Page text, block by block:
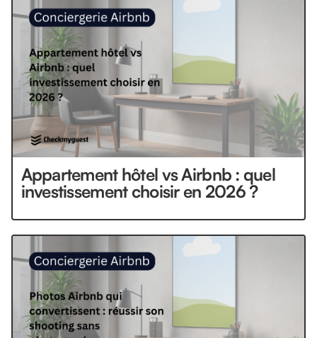
Appartement hôtel vs Airbnb : quel
investissement choisir en 2026 ?